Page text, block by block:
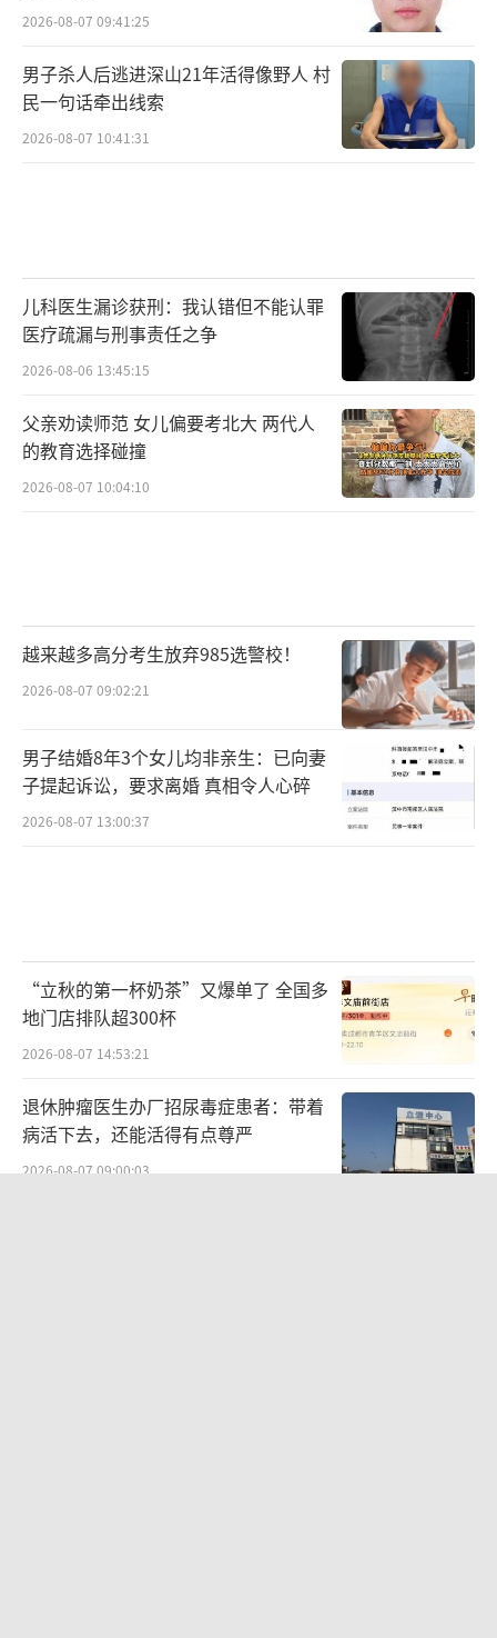
2026-08-07 09:41:25
男子杀人后逃进深山21年活得像野人 村
民一句话牵出线索
2026-08-07 10:41:31
儿科医生漏诊获刑：我认错但不能认罪
医疗疏漏与刑事责任之争
2026-08-06 13:45:15
父亲劝读师范 女儿偏要考北大 两代人
的教育选择碰撞
2026-08-07 10:04:10
越来越多高分考生放弃985选警校！
2026-08-07 09:02:21
男子结婚8年3个女儿均非亲生：已向妻
子提起诉讼，要求离婚 真相令人心碎
2026-08-07 13:00:37
“立秋的第一杯奶茶”又爆单了 全国多
地门店排队超300杯
2026-08-07 14:53:21
退休肿瘤医生办厂招尿毒症患者：带着
病活下去，还能活得有点尊严
2026-08-07 09:00:03